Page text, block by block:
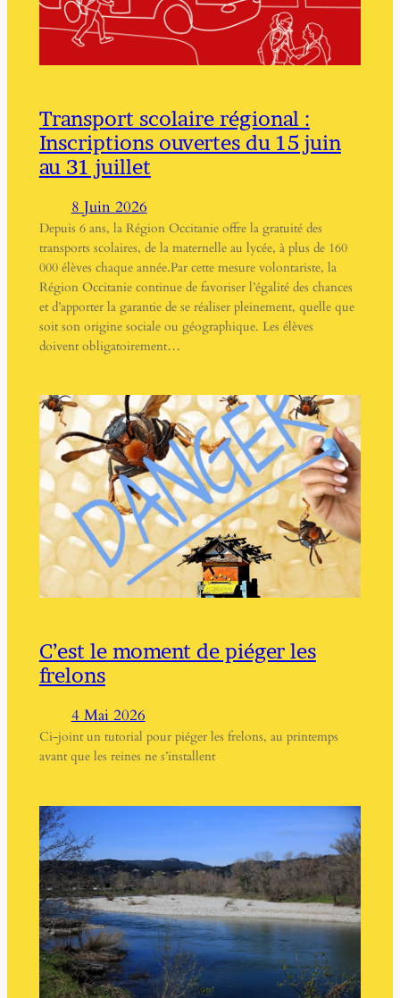
Transport scolaire régional :
Inscriptions ouvertes du 15 juin
au 31 juillet
8 Juin 2026
Depuis 6 ans, la Région Occitanie offre la gratuité des
transports scolaires, de la maternelle au lycée, à plus de 160
000 élèves chaque année.Par cette mesure volontariste, la
Région Occitanie continue de favoriser l’égalité des chances
et d’apporter la garantie de se réaliser pleinement, quelle que
soit son origine sociale ou géographique. Les élèves
doivent obligatoirement…
C’est le moment de piéger les
frelons
4 Mai 2026
Ci-joint un tutorial pour piéger les frelons, au printemps
avant que les reines ne s’installent